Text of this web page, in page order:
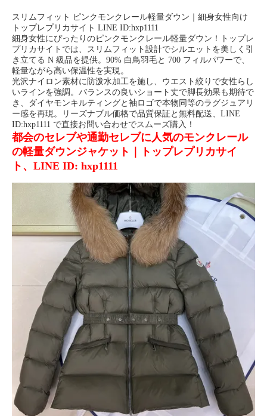
スリムフィット ピンクモンクレール軽量ダウン｜細身女性向け
トップレプリカサイト LINE ID:hxp1111
細身女性にぴったりのピンクモンクレール軽量ダウン！トップレ
プリカサイトでは、スリムフィット設計でシルエットを美しく引
き立てる N 級品を提供。90% 白鳥羽毛と 700 フィルパワーで、
軽量ながら高い保温性を実現。
光沢ナイロン素材に防泼水加工を施し、ウエスト絞りで女性らし
いラインを強調。バランスの良いショート丈で脚長効果も期待で
き、ダイヤモンキルティングと袖ロゴで本物同等のラグジュアリ
ー感を再現。リーズナブル価格で品質保証と無料配送、LINE
ID:hxp1111 で直接お問い合わせでスムーズ購入！
都会のセレブや通勤セレブに人気のモンクレール
の軽量ダウンジャケット｜トップレプリカサイ
ト、LINE ID: hxp1111